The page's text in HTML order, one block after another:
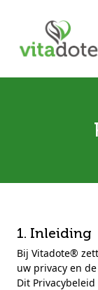
1. Inleiding
Bij Vitadote®
uw privacy en
Dit